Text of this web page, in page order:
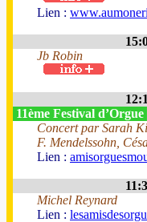
Lien :
Jb Robin
11ème Festival d’Orgue
Concert par Sarah
F. Mendelssohn,
Lien :
Michel Reynard
Lien :